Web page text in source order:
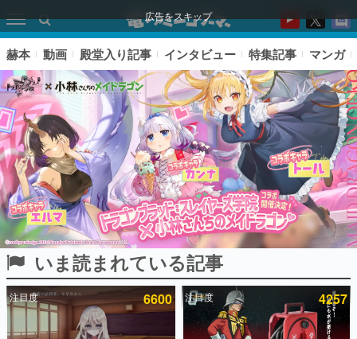
広告をスキップ
ピックアップ
電ファミのいま読まれている記事ランキング
赫本 動画 殿堂入り記事 インタビュー 特集記事 マンガ
いま読まれている記事
注目度 6600 注目度 4257